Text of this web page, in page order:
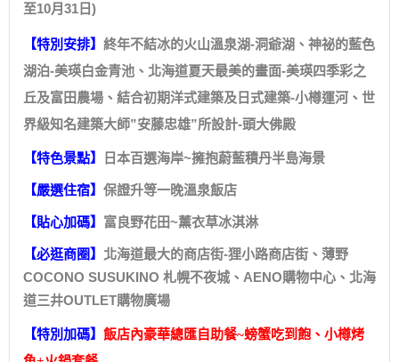
至10月31 日)
【特別安排】 終年不結冰的火山溫泉湖-洞爺湖、神祕的藍色
湖泊-美瑛白金青池、北海道夏天最美的畫面-美瑛四季彩之
丘及富田農場、結合初期洋式建築及日式建築-小樽運河、世
界級知名建築大師”安藤忠雄”所設計-頭大佛殿
【特色景點】 日本百選海岸~擁抱蔚藍積丹半島海景
【嚴選住宿】 保證升等一晚溫泉飯店
【貼心加碼】 富良野花田~薰衣草冰淇淋
【必逛商圈】 北海道最大的商店街-狸小路商店街、薄野
COCONO SUSUKINO 札幌不夜城、AENO購物中心、北海
道三井OUTLET購物廣場
【特別加碼】 飯店內豪華總匯自助餐~螃蟹吃到飽、小樽烤